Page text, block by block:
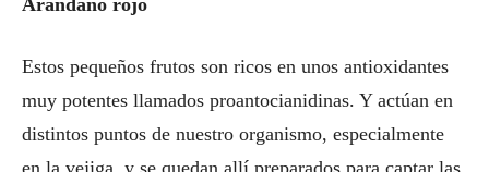
Arándano rojo
Estos pequeños frutos son ricos en unos antioxidantes
muy potentes llamados proantocianidinas. Y actúan en
distintos puntos de nuestro organismo, especialmente
en la vejiga, y se quedan allí preparados para captar las